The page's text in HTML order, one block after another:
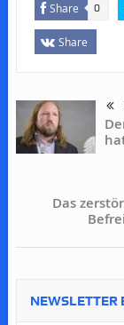
Share 0
Share
Das
NEWSLETTER